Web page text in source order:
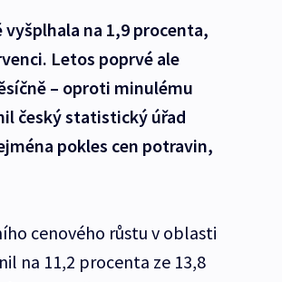
vyšplhala na 1,9 procenta,
Letos poprvé ale
– oproti minulému
český statistický úřad
pokles cen potravin,
cenového růstu v oblasti
na 11,2 procenta ze 13,8